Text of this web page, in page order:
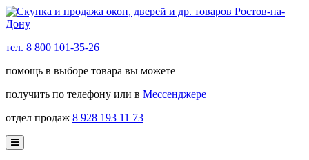
тел. 8 800 101-35-26
помощь в выборе товара вы можете
получить по телефону или в Мессенджере
отдел продаж 8 928 193 11 73